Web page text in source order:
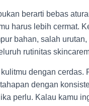
berarti bebas
harus lebih cermat.
bahan, salah
rutinitas
dengan cerdas.
dengan
perlu. Kalau kamu